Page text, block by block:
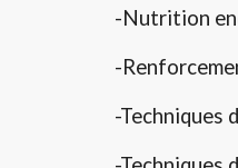
-Nutrition
-
-Techniques